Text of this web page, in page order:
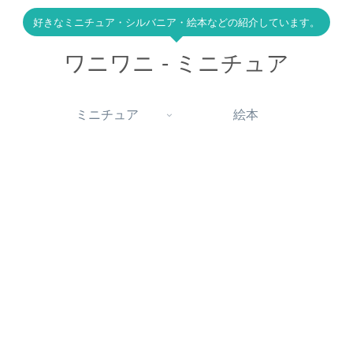
好きなミニチュア・シルバニア・絵本などの紹介しています。
ワニワニ - ミニチュア
ミニチュア 絵本